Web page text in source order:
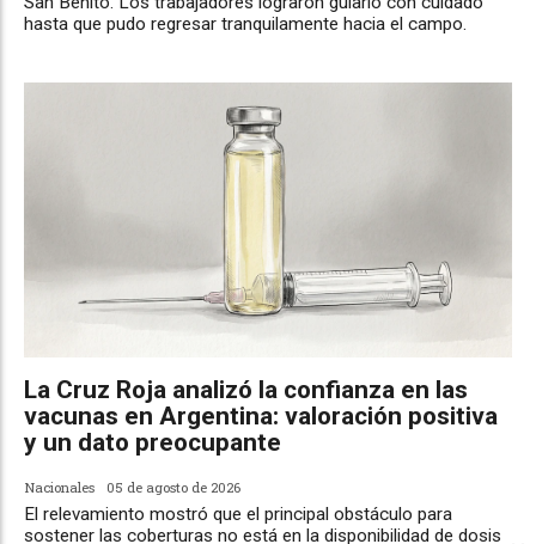
hasta que pudo regresar tranquilamente hacia el campo.
La Cruz Roja analizó la confianza en las
vacunas en Argentina: valoración positiva
y un dato preocupante
Nacionales 05 de agosto de 2026
El relevamiento mostró que el principal obstáculo para
sostener las coberturas no está en la disponibilidad de dosis